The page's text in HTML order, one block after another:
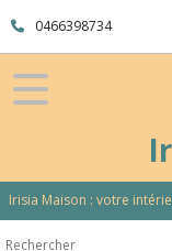
0466398734
Irisia Maison : votre